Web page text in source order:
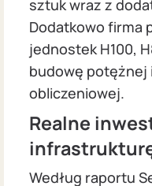
sztuk wraz z
Dodatkowo firma
jednostek H100,
budowę
obliczeniowej.
Realne
Według raportu